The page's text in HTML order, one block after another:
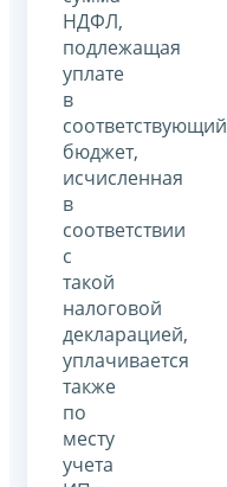
НДФЛ,
подлежащая
уплате
в
соответствующий
бюджет,
исчисленная
в
соответствии
с
такой
налоговой
декларацией,
уплачивается
также
по
месту
учета